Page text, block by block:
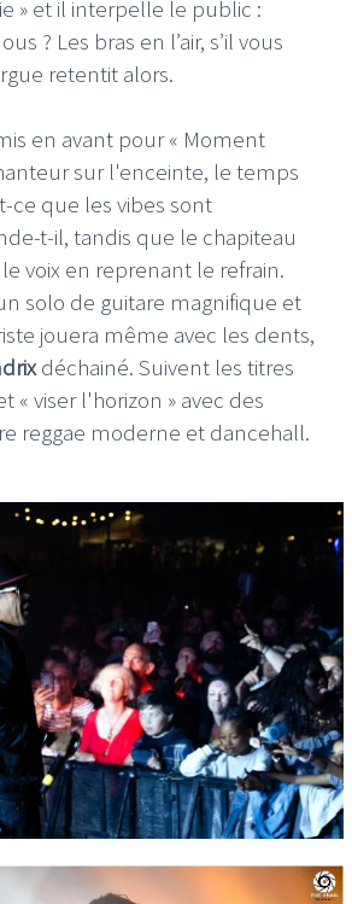
» et il interpelle le public :
? Les bras en l’air, s’il vous
retentit alors.
en avant pour « Moment
sur l'enceinte, le temps
ce que les vibes sont
t-il, tandis que le chapiteau
voix en reprenant le refrain.
solo de guitare magnifique et
jouera même avec les dents,
déchainé. Suivent les titres
« viser l'horizon » avec des
reggae moderne et dancehall.